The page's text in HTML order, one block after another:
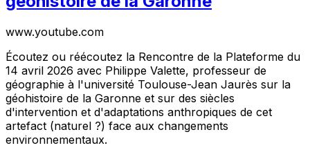
www.youtube.com
Écoutez ou réécoutez la Rencontre de la Plateforme du
14 avril 2026 avec Philippe Valette, professeur de
géographie à l'université Toulouse-Jean Jaurès sur la
géohistoire de la Garonne et sur des siècles
d'intervention et d'adaptations anthropiques de cet
artefact (naturel ?) face aux changements
environnementaux.